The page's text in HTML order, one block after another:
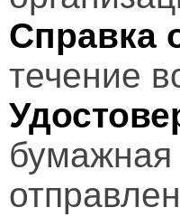
Справка
течение
бумажная